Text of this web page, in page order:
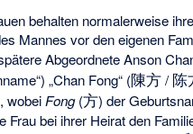
behalten normalerweise
Mannes vor den eigenen
AbgeordneteAnson
„Chan Fong“ (陳方/陈
wobeiFong(方) der
Frau bei ihrer Heirat den